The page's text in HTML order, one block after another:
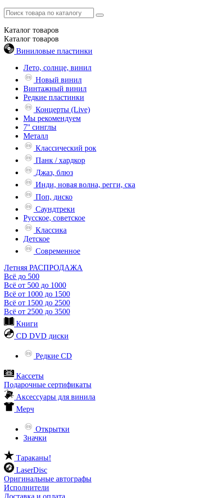
Каталог товаров
Каталог товаров
Виниловые пластинки
Лето, солнце, винил
Новый винил
Винтажный винил
Редкие пластинки
Концерты (Live)
Мы рекомендуем
7'' синглы
Металл
Классический рок
Панк / хардкор
Джаз, блюз
Инди, новая волна, регги, ска
Поп, диско
Саундтреки
Русское, советское
Классика
Детское
Современное
Летняя РАСПРОДАЖА
Всё до 500
Всё от 500 до 1000
Всё от 1000 до 1500
Всё от 1500 до 2500
Всё от 2500 до 3500
Книги
CD DVD диски
Редкие CD
Кассеты
Подарочные сертификаты
Аксессуары для винила
Мерч
Открытки
Значки
Тараканы!
LaserDisc
Оригинальные автографы
Исполнители
Доставка и оплата